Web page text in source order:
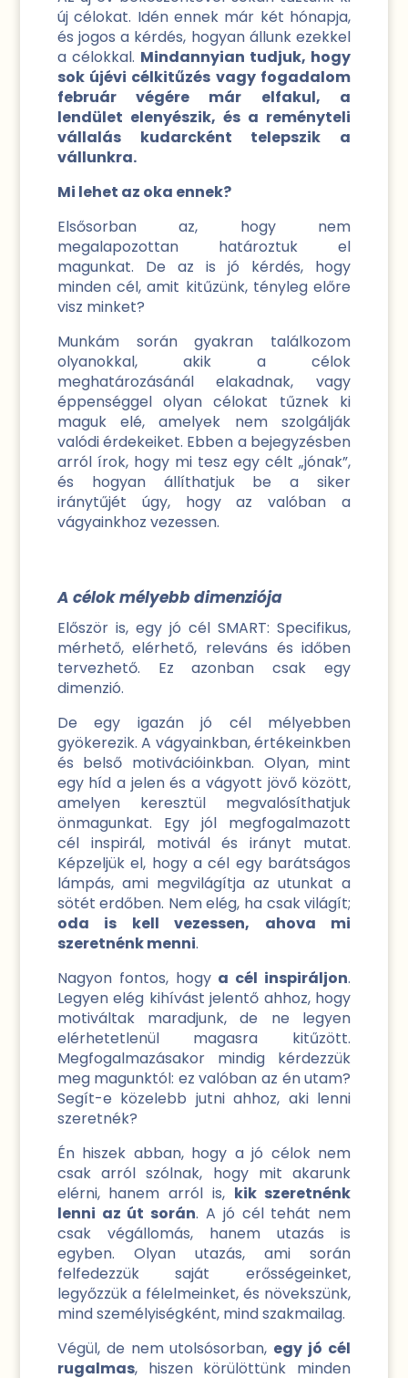
új célokat. Idén ennek már két hónapja,
és jogos a kérdés, hogyan állunk ezekkel
a célokkal. Mindannyian tudjuk, hogy
sok újévi célkitűzés vagy fogadalom
február végére már elfakul, a
lendület elenyészik, és a reményteli
vállalás kudarcként telepszik a
vállunkra.
Mi lehet az oka ennek?
Elsősorban az, hogy nem
megalapozottan határoztuk el
magunkat. De az is jó kérdés, hogy
minden cél, amit kitűzünk, tényleg előre
visz minket?
Munkám során gyakran találkozom
olyanokkal, akik a célok
meghatározásánál elakadnak, vagy
éppenséggel olyan célokat tűznek ki
maguk elé, amelyek nem szolgálják
valódi érdekeiket. Ebben a bejegyzésben
arról írok, hogy mi tesz egy célt „jónak”,
és hogyan állíthatjuk be a siker
iránytűjét úgy, hogy az valóban a
vágyainkhoz vezessen.
A célok mélyebb dimenziója
Először is, egy jó cél SMART: Specifikus,
mérhető, elérhető, releváns és időben
tervezhető. Ez azonban csak egy
dimenzió.
De egy igazán jó cél mélyebben
gyökerezik. A vágyainkban, értékeinkben
és belső motivációinkban. Olyan, mint
egy híd a jelen és a vágyott jövő között,
amelyen keresztül megvalósíthatjuk
önmagunkat. Egy jól megfogalmazott
cél inspirál, motivál és irányt mutat.
Képzeljük el, hogy a cél egy barátságos
lámpás, ami megvilágítja az utunkat a
sötét erdőben. Nem elég, ha csak világít;
oda is kell vezessen, ahova mi
szeretnénk menni.
Nagyon fontos, hogy a cél inspiráljon.
Legyen elég kihívást jelentő ahhoz, hogy
motiváltak maradjunk, de ne legyen
elérhetetlenül magasra kitűzött.
Megfogalmazásakor mindig kérdezzük
meg magunktól: ez valóban az én utam?
Segít-e közelebb jutni ahhoz, aki lenni
szeretnék?
Én hiszek abban, hogy a jó célok nem
csak arról szólnak, hogy mit akarunk
elérni, hanem arról is, kik szeretnénk
lenni az út során. A jó cél tehát nem
csak végállomás, hanem utazás is
egyben. Olyan utazás, ami során
felfedezzük saját erősségeinket,
legyőzzük a félelmeinket, és növekszünk,
mind személyiségként, mind szakmailag.
Végül, de nem utolsósorban, egy jó cél
rugalmas, hiszen körülöttünk minden